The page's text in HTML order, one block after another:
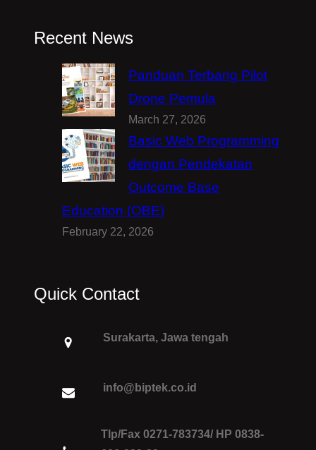
Recent News
Panduan Terbang Pilot
Drone Pemula
March 27, 2026
Basic Web Programming
dengan Pendekatan
Outcome Base
Education (OBE)
February 22, 2026
Quick Contact
Surakarta, Jawa tengah
info@biptek.co.id
Tlp/Fax 0271-783734/ HP 0838-